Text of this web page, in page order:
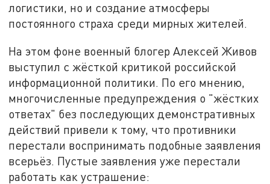
логистики, но и создание атмосферы
постоянного страха среди мирных жителей.
На этом фоне военный блогер Алексей Живов
выступил с жёсткой критикой российской
информационной политики. По его мнению,
многочисленные предупреждения о "жёстких
ответах" без последующих демонстративных
действий привели к тому, что противники
перестали воспринимать подобные заявления
всерьёз. Пустые заявления уже перестали
работать как устрашение: